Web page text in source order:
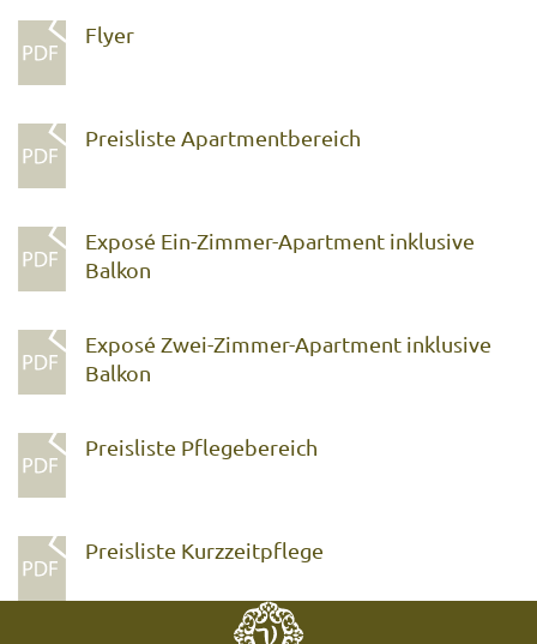
Flyer
Preisliste Apartmentbereich
Exposé Ein-Zimmer-Apartment inklusive
Balkon
Exposé Zwei-Zimmer-Apartment inklusive
Balkon
Preisliste Pflegebereich
Preisliste Kurzzeitpflege